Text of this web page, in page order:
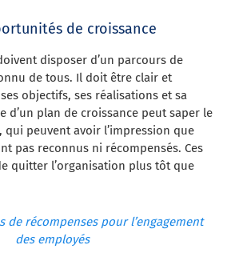
de croissance
disposer d’un parcours de
de tous. Il doit être clair et
objectifs, ses réalisations et sa
d’un plan de croissance peut saper le
qui peuvent avoir l’impression que
pas reconnus ni récompensés. Ces
quitter l’organisation plus tôt que
de récompenses pour l’engagement
des employés